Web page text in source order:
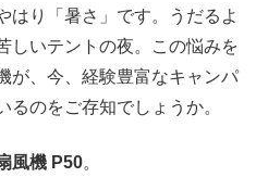
はり「暑さ」です。うだるよ
しいテントの夜。この悩みを
が、今、経験豊富なキャンパ
のをご存知でしょうか。
風機 P50。